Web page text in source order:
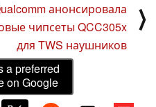
анонсировала
чипсеты QCC305x
для TWS наушников
⟩
a preferred
on Google